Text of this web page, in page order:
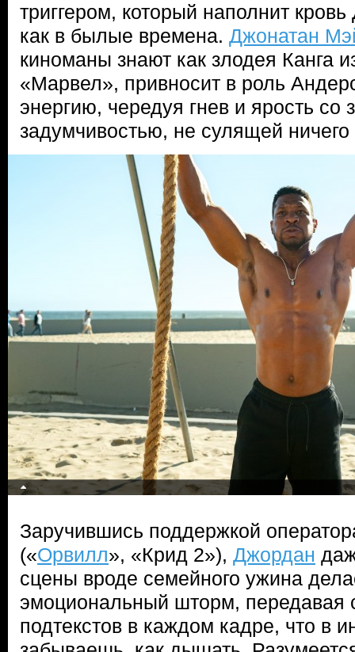
триггером, который наполнит
как в былые времена. Джонатан
киноманы знают как злодея Канга
«Марвел», привносит в роль
энергию, чередуя гнев и ярость со
задумчивостью, не сулящей
Заручившись поддержкой
(«Орвилл», «Крид 2»), Джордан
сцены вроде семейного ужина
эмоциональный шторм, передавая
подтекстов в каждом кадре, что в